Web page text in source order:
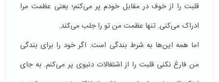
قلبت را از خوف در مقابل خودم پر می‌کنم؛ یعنی عظمت مرا
ادراک می‌کنی. تنها عظمت من تو را جلب می‌کند.
اما همه این‌ها به شرط بندگی است. اگر خود را برای بندگی
من فارغ نکنی قلبت را از اشتغالات دنیوی پر می‌کنم. به جای